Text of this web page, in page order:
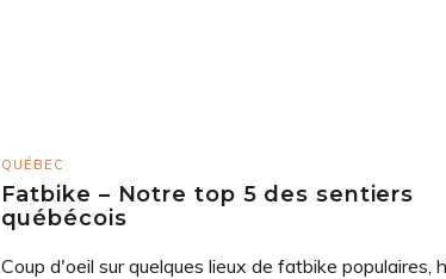
QUÉBEC
Fatbike – Notre top 5 des sentiers
québécois
Coup d'oeil sur quelques lieux de fatbike populaires,